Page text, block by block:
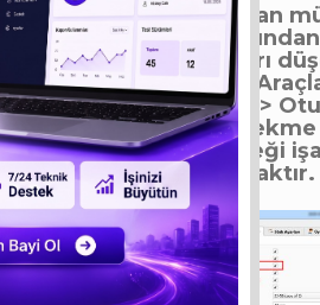
Biletle oturan
artık
sipariş tutarı
Bunun için
Seçenekler>
Ayarları>
ilgili seçeneği
yeterli olacaktır.